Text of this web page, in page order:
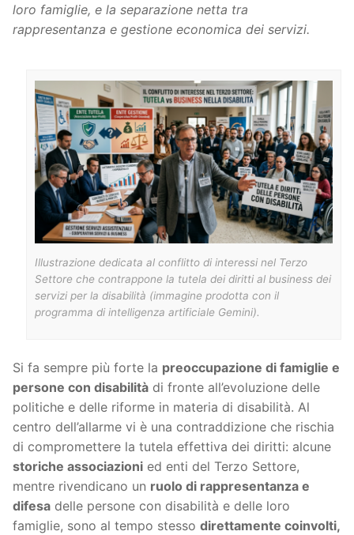
loro famiglie, e la separazione netta tra
rappresentanza e gestione economica dei servizi.
Illustrazione dedicata al conflitto di interessi nel Terzo
Settore che contrappone la tutela dei diritti al business dei
servizi per la disabilità (immagine prodotta con il
programma di intelligenza artificiale Gemini).
Si fa sempre più forte la preoccupazione di famiglie e
persone con disabilità di fronte all’evoluzione delle
politiche e delle riforme in materia di disabilità. Al
centro dell’allarme vi è una contraddizione che rischia
di compromettere la tutela effettiva dei diritti: alcune
storiche associazioni ed enti del Terzo Settore,
mentre rivendicano un ruolo di rappresentanza e
difesa delle persone con disabilità e delle loro
famiglie, sono al tempo stesso direttamente coinvolti,